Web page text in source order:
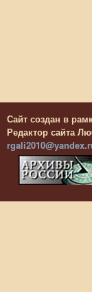
Сайт создан в
Редактор сайта